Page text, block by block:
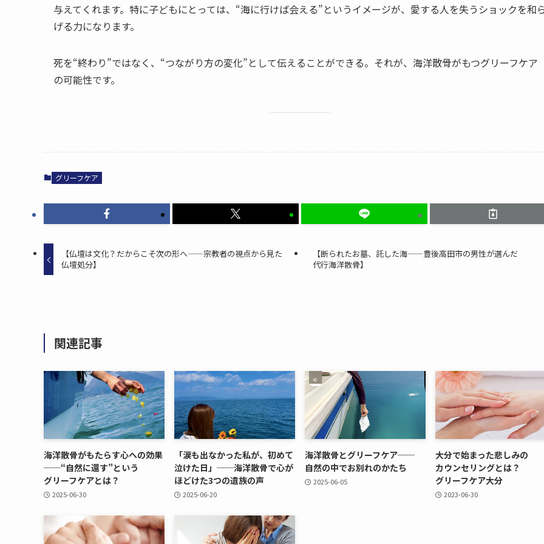
与えてくれます。特に子どもにとっては、“海に行けば会える”というイメージが、愛する人を失うショックを和
げる力になります。
死を“終わり”ではなく、“つながり方の変化”として伝えることができる。それが、海洋散骨がもつグリーフケア
の可能性です。
グリーフケア
【仏壇は​文化？​だから​こそ次の​形へ​——宗教者の​視点から​見た​
仏壇処分】
【断られた​お墓、​託した​海——豊後高田市の​男性が​選んだ​
代行海洋散骨】
関連記事
海洋散骨が​もたらす心への​効果
──“自然に​還す”と​いう​
グリーフケアとは？
2025-06-30
「涙も​出なかった​私が、​初めて​
泣けた​日」​──海洋散骨で​心が​
ほどけた​3つの​遺族の​声
2025-06-20
海洋散骨と​グリーフケア──
自然の​中で​お別れのかたち
2025-06-05
大分で​始まった​悲しみの​
カウンセリングとは？​
グリーフケア大分
2023-06-30